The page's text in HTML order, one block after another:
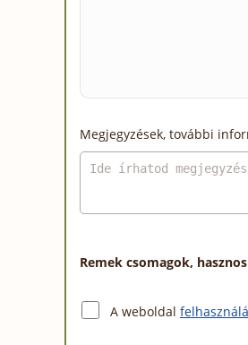
Megjegyzések, további
Remek csomagok,
A weboldal